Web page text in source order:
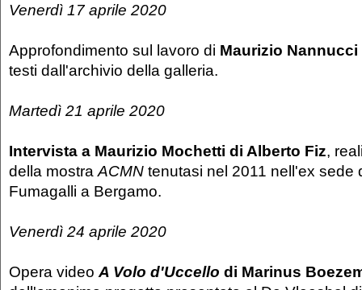
Venerdì 17 aprile 2020
Approfondimento sul lavoro di Maurizio Nannucci
testi dall'archivio della galleria.
Martedì 21 aprile 2020
Intervista a Maurizio Mochetti di Alberto Fiz,
della mostra ACMN tenutasi nel 2011 nell'ex sede
Fumagalli a Bergamo.
Venerdì 24 aprile 2020
Opera video A Volo d'Uccello di Marinus